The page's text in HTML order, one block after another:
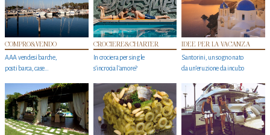
COMPRO&VENDO
AAA vendesi barche,
posti barca, case…
CROCIERE&CHARTER
In crociera per single
s'incrocia l’amore?
IDEE PER LA VACANZA
Santorini, un sogno nato
da un’eruzione da incubo